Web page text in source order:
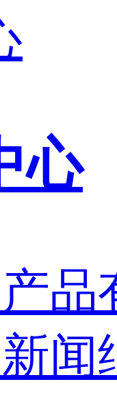
心
品
闻